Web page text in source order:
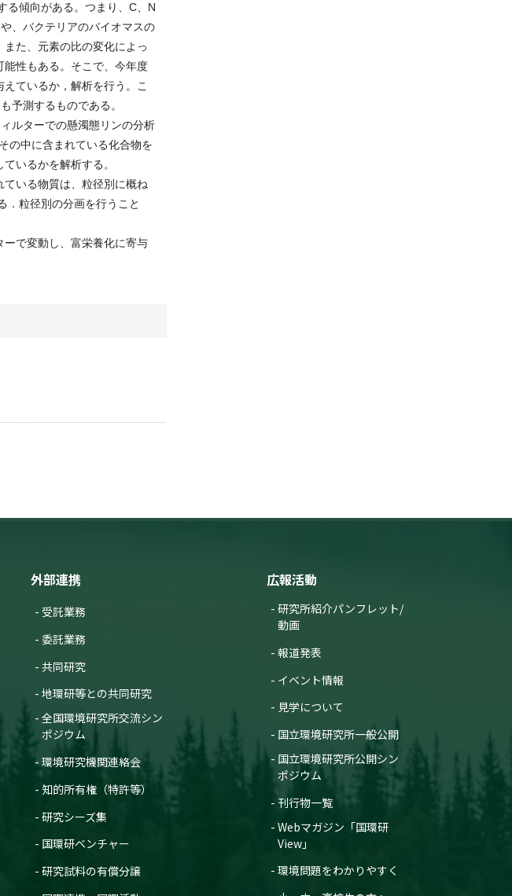
る傾向がある。つまり、C、N
、バクテリアのバイオマスの
た、元素の比の変化によっ
性もある。そこで、今年度
ているか，解析を行う。こ
予測するものである。
ルターでの懸濁態リンの分析
の中に含まれている化合物を
いるかを解析する。
いる物質は、粒径別に概ね
．粒径別の分画を行うこと
で変動し、富栄養化に寄与
外部連携
受託業務
委託業務
共同研究
地環研等との共同研究
全国環境研究所交流シン
ポジウム
環境研究機関連絡会
知的所有権（特許等）
研究シーズ集
国環研ベンチャー
研究試料の有償分譲
広報活動
研究所紹介パンフレット/
動画
報道発表
イベント情報
見学について
国立環境研究所一般公開
国立環境研究所公開シン
ポジウム
刊行物一覧
Webマガジン「国環研
View」
環境問題をわかりやすく